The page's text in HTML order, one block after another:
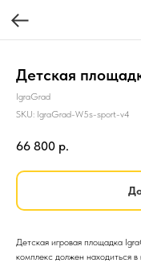
Детская
IgraGrad
SKU: IgraGrad-W5s-sport-v4
66 800 р.
Детская игровая площадка
комплекс должен находиться